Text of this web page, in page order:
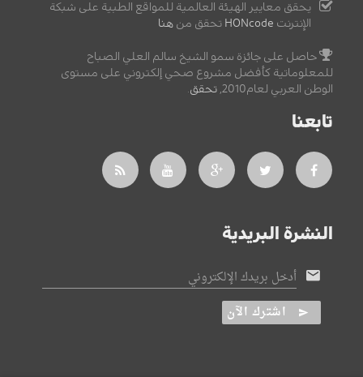
يحقق معايير الهيئة العالمية للمواقع الطبية على شبكة
الإنترنت HONcode تحقق من هنا
حاصل على جائزة سمو الشيخ سالم العلي الصباح
للمعلوماتية كأفضل مشروع صحي إلكتروني على مستوى
الوطن العربي لعام2010,
تحقق
تابعنا
النشرة البريدية
أدخل بريدك الإلكتروني
اشترك الآن